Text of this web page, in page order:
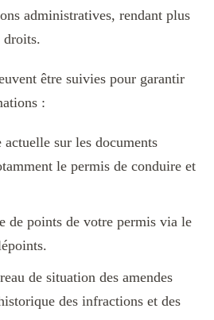
administratives, rendant plus
droits.
être suivies pour garantir
:
actuelle sur les documents
le permis de conduire et
de points de votre permis via le
de situation des amendes
des infractions et des